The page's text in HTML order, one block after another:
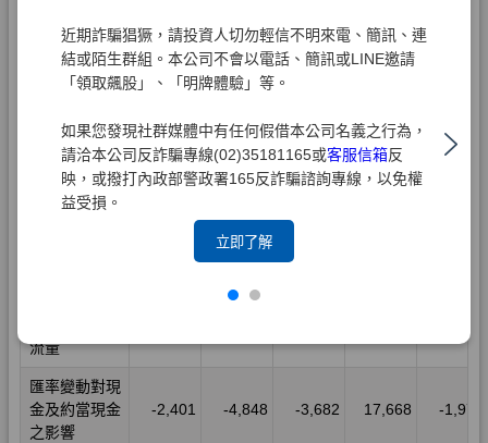
近期詐騙猖獗，請投資人切勿輕信不明來電、簡訊、連
結或陌生群組。本公司不會以電話、簡訊或LINE邀請
「領取飆股」、「明牌體驗」等。
如果您發現社群媒體中有任何假借本公司名義之行為，
請洽本公司反詐騙專線(02)35181165或客服信箱反
映，或撥打內政部警政署165反詐騙諮詢專線，以免權
益受損。
立即了解